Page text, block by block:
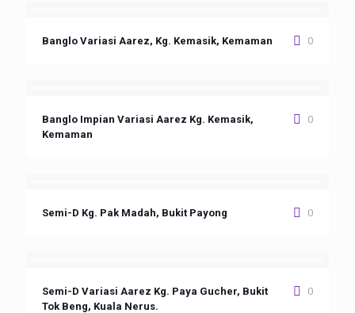
Banglo Variasi Aarez, Kg. Kemasik, Kemaman 0
Banglo Impian Variasi Aarez Kg. Kemasik,
Kemaman
0
Semi-D Kg. Pak Madah, Bukit Payong 0
Semi-D Variasi Aarez Kg. Paya Gucher, Bukit
Tok Beng, Kuala Nerus.
0